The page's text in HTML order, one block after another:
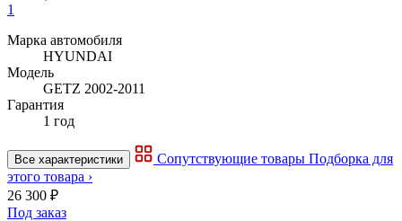
1
Марка автомобиля
HYUNDAI
Модель
GETZ 2002-2011
Гарантия
1 год
Все характеристики Сопутствующие товары Подборка для
этого товара ›
26 300 ₽
Под заказ